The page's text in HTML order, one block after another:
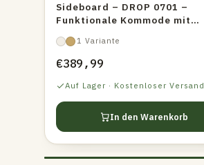
Sideboard – DROP 0701 –
Funktionale Kommode mit
1 Variante
€389,99
Auf Lager · Kostenloser Versand
In den Warenkorb